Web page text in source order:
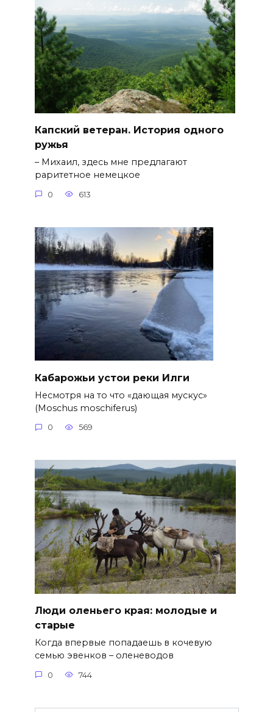
Капский ветеран. История одного
ружья
– Михаил, здесь мне предлагают
раритетное немецкое
0 613
Кабарожьи устои реки Илги
Несмотря на то что «дающая мускус»
(Moschus moschiferus)
0 569
Люди оленьего края: молодые и
старые
Когда впервые попадаешь в кочевую
семью эвенков – оленеводов
0 744